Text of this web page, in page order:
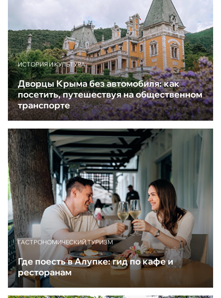
ИСТОРИЯ И КУЛЬТУРА
Дворцы Крыма без автомобиля: как
посетить, путешествуя на общественном
транспорте
ГАСТРОНОМИЧЕСКИЙ ТУРИЗМ
Где поесть в Алупке: гид по кафе и
ресторанам